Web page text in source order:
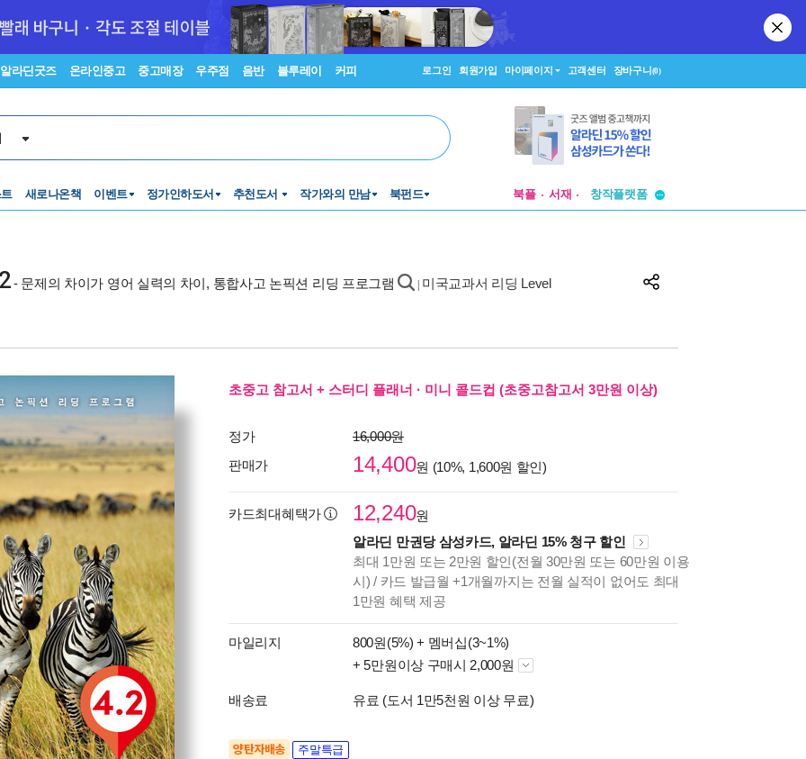
알라딘굿즈 온라인중고 중고매장 우주점 음반 블루레이 커피 로그인 회원가입 마이페이지 고객센터 장바구니(0)
새로나온책 이벤트 정가인하도서 추천도서 작가와의 만남 북펀드 북플 서재
창작플랫폼
- 문제의 차이가 영어 실력의 차이, 통합사고 논픽션 리딩 프로그램 미국교과서 리딩 Level
초중고 참고서 + 스터디 플래너 · 미니 콜드컵 (초중고참고서 3만원 이상)
정가
16,000원
판매가
14,400원 (10%, 1,600원 할인)
카드최대혜택가 12,240원
알라딘 만권당 삼성카드, 알라딘 15% 청구 할인
최대 1만원 또는 2만원 할인(전월 30만원 또는 60만원 이용
시) / 카드 발급월 +1개월까지는 전월 실적이 없어도 최대
1만원 혜택 제공
마일리지 800원(5%) + 멤버십(3~1%)
+ 5만원이상 구매시 2,000원
배송료 유료 (도서 1만5천원 이상 무료)
양탄자배송 주말특급